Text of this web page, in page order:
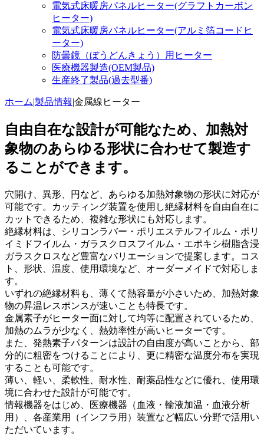
電気式床暖房パネルヒーター(グラフトカーボン
ヒーター)
電気式床暖房パネルヒーター(アルミ箔コードヒ
ーター)
防曇鏡（ぼうどんきょう）用ヒーター
医療機器製造(OEM製品)
生産終了製品(過去型番)
ホーム|製品情報|金属線ヒーター
自由自在な設計が可能なため、加熱対
象物のあらゆる形状に合わせて製造す
ることができます。
穴開け、異形、円など、あらゆる加熱対象物の形状に対応が
可能です。カッティング装置を使用し絶縁材料を自由自在に
カットできるため、複雑な形状にも対応します。
絶縁材料は、シリコンラバー・ポリエステルフイルム・ポリ
イミドフイルム・ガラスクロスフイルム・エポキシ樹脂含浸
ガラスクロスなど豊富なバリエーションで提案します。コス
ト、形状、温度、使用環境など、オーダーメイドで対応しま
す。
いずれの絶縁材料も、薄くて熱容量が小さいため、加熱対象
物の昇温レスポンスが速いことも特長です。
金属素子がヒーター面に対して均等に配置されているため、
加熱のムラが少なく、熱効率性が高いヒーターです。
また、発熱素子パターンは設計の自由度が高いことから、部
分的に粗密をつけることにより、更に精密な温度分布を実現
することも可能です。
薄い、軽い、柔軟性、耐水性、耐薬品性などに優れ、使用環
境に合わせた設計が可能です。
情報機器をはじめ、医療機器（血液・輸液加温・血液分析
用）、各産業用（インフラ用）装置など幅広い分野で活用い
ただいています。